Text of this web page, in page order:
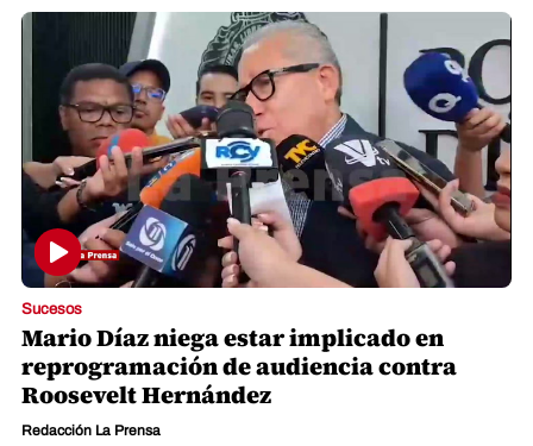
Sucesos
Mario Díaz niega estar implicado en
reprogramación de audiencia contra
Roosevelt Hernández
Redacción La Prensa